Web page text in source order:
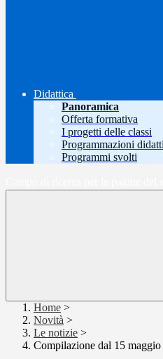
Didattica
Panoramica
Offerta formativa
I progetti delle classi
Programmazioni
Programmi svolti
Home >
Novità >
Le notizie >
Compilazione dal 15 maggio